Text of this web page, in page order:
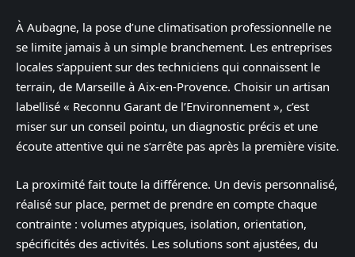
À Aubagne, la pose d’une climatisation professionnelle ne
se limite jamais à un simple branchement. Les entreprises
locales s’appuient sur des techniciens qui connaissent le
terrain, de Marseille à Aix-en-Provence. Choisir un artisan
labellisé « Reconnu Garant de l’Environnement », c’est
miser sur un conseil pointu, un diagnostic précis et une
écoute attentive qui ne s’arrête pas après la première visite.
La proximité fait toute la différence. Un devis personnalisé,
réalisé sur place, permet de prendre en compte chaque
contrainte : volumes atypiques, isolation, orientation,
spécificités des activités. Les solutions sont ajustées, du